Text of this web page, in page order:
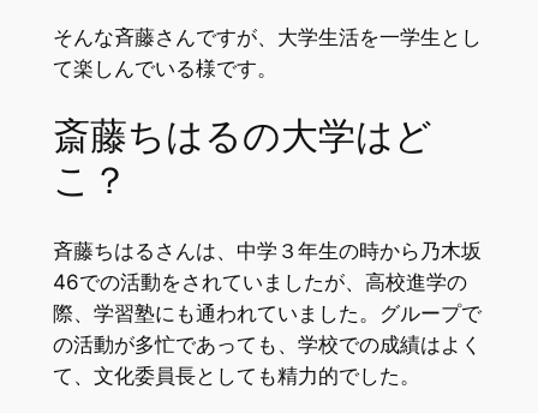
そんな斉藤さんですが、大学生活を一学生とし
て楽しんでいる様です。
斎藤ちはるの大学はど
こ？
斉藤ちはるさんは、中学３年生の時から乃木坂
46での活動をされていましたが、高校進学の
際、学習塾にも通われていました。グループで
の活動が多忙であっても、学校での成績はよく
て、文化委員長としても精力的でした。